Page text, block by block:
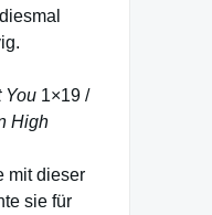
You 1×19 /
High
mit dieser
sie für